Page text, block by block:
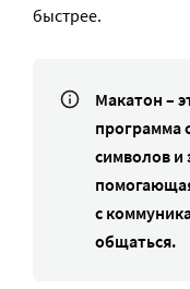
быстрее.
Макатон –
программа
символов и
с
общаться.